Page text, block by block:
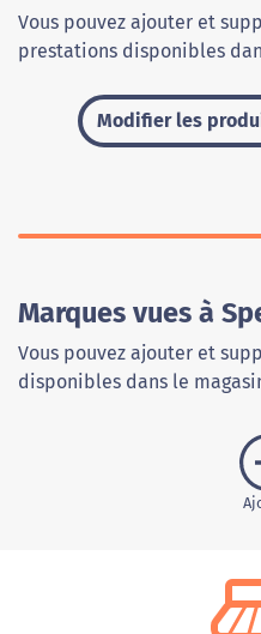
Vous pouvez ajouter et
prestations disponibles
Modifier les
Marques vues à
Vous pouvez ajouter et
disponibles dans le